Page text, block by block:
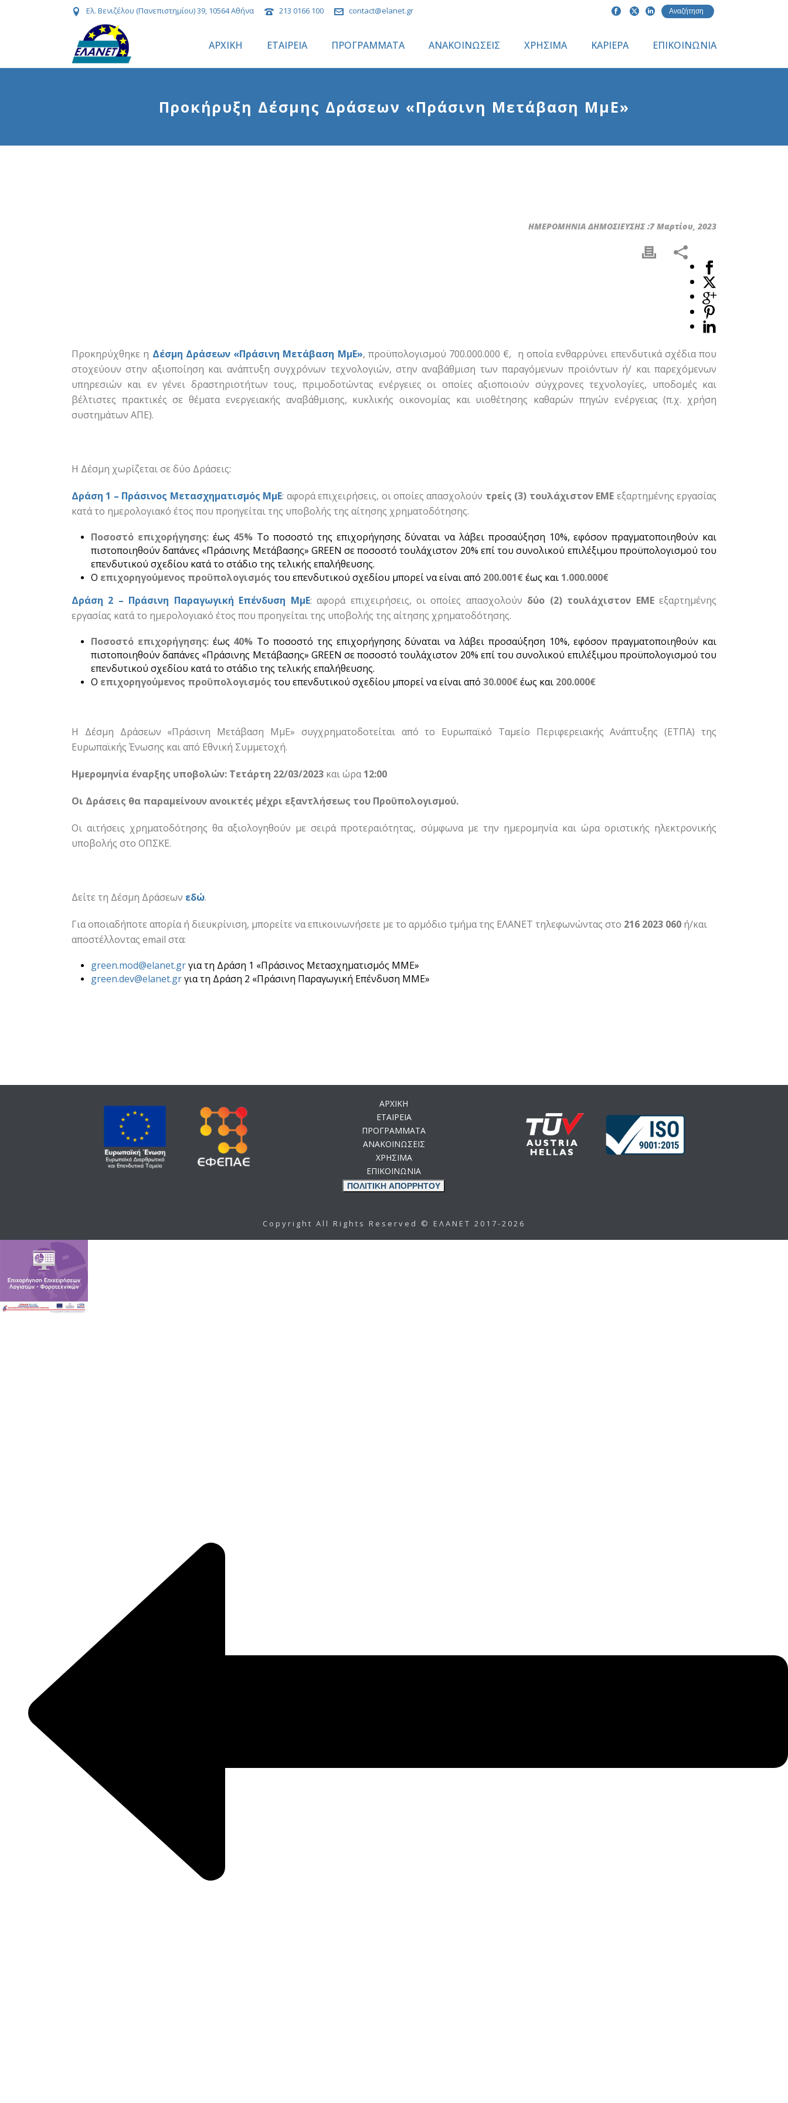
Ελ. Βενιζέλου (Πανεπιστημίου) 39, 10564 Αθήνα 213 0166 100 contact@elanet.gr
ΑΡΧΙΚΗ ΕΤΑΙΡΕΙΑ ΠΡΟΓΡΑΜΜΑΤΑ ΑΝΑΚΟΙΝΩΣΕΙΣ ΧΡΗΣΙΜΑ ΚΑΡΙΕΡΑ ΕΠΙΚΟΙΝΩΝΙΑ
Προκήρυξη Δέσμης Δράσεων «Πράσινη Μετάβαση ΜμΕ»
ΗΜΕΡΟΜΗΝΙΑ ΔΗΜΟΣΙΕΥΣΗΣ :7 Μαρτίου, 2023
Προκηρύχθηκε η Δέσμη Δράσεων «Πράσινη Μετάβαση ΜμΕ», προϋπολογισμού 700.000.000 €, η οποία ενθαρρύνει επενδυτικά σχέδια που
στοχεύουν στην αξιοποίηση και ανάπτυξη συγχρόνων τεχνολογιών, στην αναβάθμιση των παραγόμενων προϊόντων ή/ και παρεχόμενων
υπηρεσιών και εν γένει δραστηριοτήτων τους, πριμοδοτώντας ενέργειες οι οποίες αξιοποιούν σύγχρονες τεχνολογίες, υποδομές και
βέλτιστες πρακτικές σε θέματα ενεργειακής αναβάθμισης, κυκλικής οικονομίας και υιοθέτησης καθαρών πηγών ενέργειας (π.χ. χρήση
συστημάτων ΑΠΕ).
Η Δέσμη χωρίζεται σε δύο Δράσεις:
Δράση 1 – Πράσινος Μετασχηματισμός ΜμΕ: αφορά επιχειρήσεις, οι οποίες απασχολούν τρείς (3) τουλάχιστον ΕΜΕ εξαρτημένης εργασίας
κατά το ημερολογιακό έτος που προηγείται της υποβολής της αίτησης χρηματοδότησης.
Ποσοστό επιχορήγησης: έως 45% Το ποσοστό της επιχορήγησης δύναται να λάβει προσαύξηση 10%, εφόσον πραγματοποιηθούν και
πιστοποιηθούν δαπάνες «Πράσινης Μετάβασης» GREEN σε ποσοστό τουλάχιστον 20% επί του συνολικού επιλέξιμου προϋπολογισμού του
επενδυτικού σχεδίου κατά το στάδιο της τελικής επαλήθευσης.
Ο επιχορηγούμενος προϋπολογισμός του επενδυτικού σχεδίου μπορεί να είναι από 200.001€έως και 1.000.000€
Δράση 2 – Πράσινη Παραγωγική Επένδυση ΜμΕ: αφορά επιχειρήσεις, οι οποίες απασχολούν δύο (2) τουλάχιστον ΕΜΕεξαρτημένης
εργασίας κατά το ημερολογιακό έτος που προηγείται της υποβολής της αίτησης χρηματοδότησης.
Ποσοστό επιχορήγησης: έως 40% Το ποσοστό της επιχορήγησης δύναται να λάβει προσαύξηση 10%, εφόσον πραγματοποιηθούν και
πιστοποιηθούν δαπάνες «Πράσινης Μετάβασης» GREEN σε ποσοστό τουλάχιστον 20% επί του συνολικού επιλέξιμου προϋπολογισμού του
επενδυτικού σχεδίου κατά το στάδιο της τελικής επαλήθευσης.
Ο επιχορηγούμενος προϋπολογισμός του επενδυτικού σχεδίου μπορεί να είναι από 30.000€έως και 200.000€
Η Δέσμη Δράσεων «Πράσινη Μετάβαση ΜμΕ» συγχρηματοδοτείται από το Ευρωπαϊκό Ταμείο Περιφερειακής Ανάπτυξης (ΕΤΠΑ) της
Ευρωπαϊκής Ένωσης και από Εθνική Συμμετοχή.
Ημερομηνία έναρξης υποβολών: Τετάρτη 22/03/2023 και ώρα12:00
Οι Δράσεις θα παραμείνουν ανοικτές μέχρι εξαντλήσεως του Προϋπολογισμού.
Οι αιτήσεις χρηματοδότησης θα αξιολογηθούν με σειρά προτεραιότητας, σύμφωνα με την ημερομηνία και ώρα οριστικής ηλεκτρονικής
υποβολής στο OΠΣΚΕ.
Δείτε τη Δέσμη Δράσεων εδώ.
Για οποιαδήποτε απορία ή διευκρίνιση, μπορείτε να επικοινωνήσετε με το αρμόδιο τμήμα της ΕΛΑΝΕΤ τηλεφωνώντας στο 216 2023 060 ή/και
αποστέλλοντας email στα:
green.mod@elanet.grγια τη Δράση 1 «Πράσινος Μετασχηματισμός ΜΜΕ»
green.dev@elanet.grγια τη Δράση 2 «Πράσινη Παραγωγική Επένδυση ΜΜΕ»
ΑΡΧΙΚΗ
ΕΤΑΙΡΕΙΑ
ΠΡΟΓΡΑΜΜΑΤΑ
ΑΝΑΚΟΙΝΩΣΕΙΣ
ΧΡΗΣΙΜΑ
ΕΠΙΚΟΙΝΩΝΙΑ
ΠΟΛΙΤΙΚΗ ΑΠΟΡΡΗΤΟΥ
Copyright All Rights Reserved © ΕΛΑΝΕΤ 2017-2026